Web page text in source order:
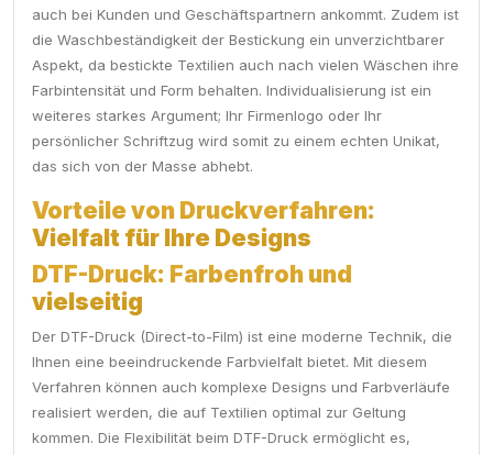
auch bei Kunden und Geschäftspartnern ankommt. Zudem ist
die Waschbeständigkeit der Bestickung ein unverzichtbarer
Aspekt, da bestickte Textilien auch nach vielen Wäschen ihre
Farbintensität und Form behalten. Individualisierung ist ein
weiteres starkes Argument; Ihr Firmenlogo oder Ihr
persönlicher Schriftzug wird somit zu einem echten Unikat,
das sich von der Masse abhebt.
Vorteile von Druckverfahren:
Vielfalt für Ihre Designs
DTF-Druck: Farbenfroh und
vielseitig
Der DTF-Druck (Direct-to-Film) ist eine moderne Technik, die
Ihnen eine beeindruckende Farbvielfalt bietet. Mit diesem
Verfahren können auch komplexe Designs und Farbverläufe
realisiert werden, die auf Textilien optimal zur Geltung
kommen. Die Flexibilität beim DTF-Druck ermöglicht es,